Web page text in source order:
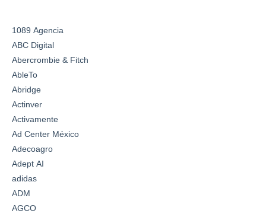
1089 Agencia
ABC Digital
Abercrombie & Fitch
AbleTo
Abridge
Actinver
Activamente
Ad Center México
Adecoagro
Adept AI
adidas
ADM
AGCO